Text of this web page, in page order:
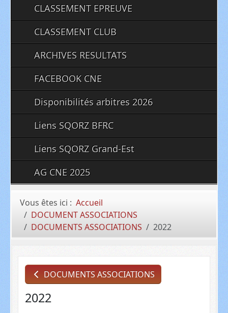
CLASSEMENT EPREUVE
CLASSEMENT CLUB
ARCHIVES RESULTATS
FACEBOOK CNE
Disponibilités arbitres 2026
Liens SQORZ BFRC
Liens SQORZ Grand-Est
AG CNE 2025
Vous êtes ici : Accueil
DOCUMENT ASSOCIATIONS
DOCUMENTS ASSOCIATIONS
2022
DOCUMENTS ASSOCIATIONS
2022